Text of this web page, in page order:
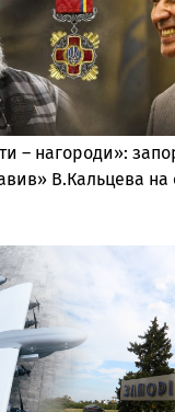
– нагороди»:
В.Кальцева на